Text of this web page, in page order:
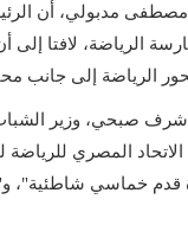
مدبولي، أن
الرياضة، لافتا إلى
الرياضة إلى جانب
صبحي، وزير
الاتحاد المصري
قدم خماسي شاطئية"،
منذ يوم
يعلن رسميًا رحيل